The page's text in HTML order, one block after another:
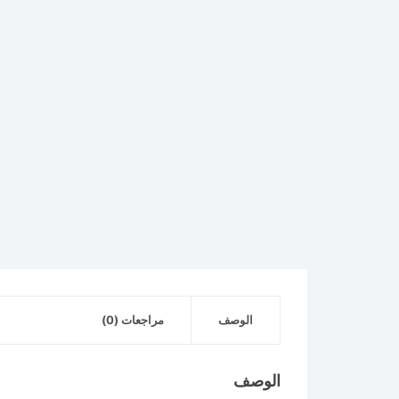
الوصف مراجعات (0)
الوصف